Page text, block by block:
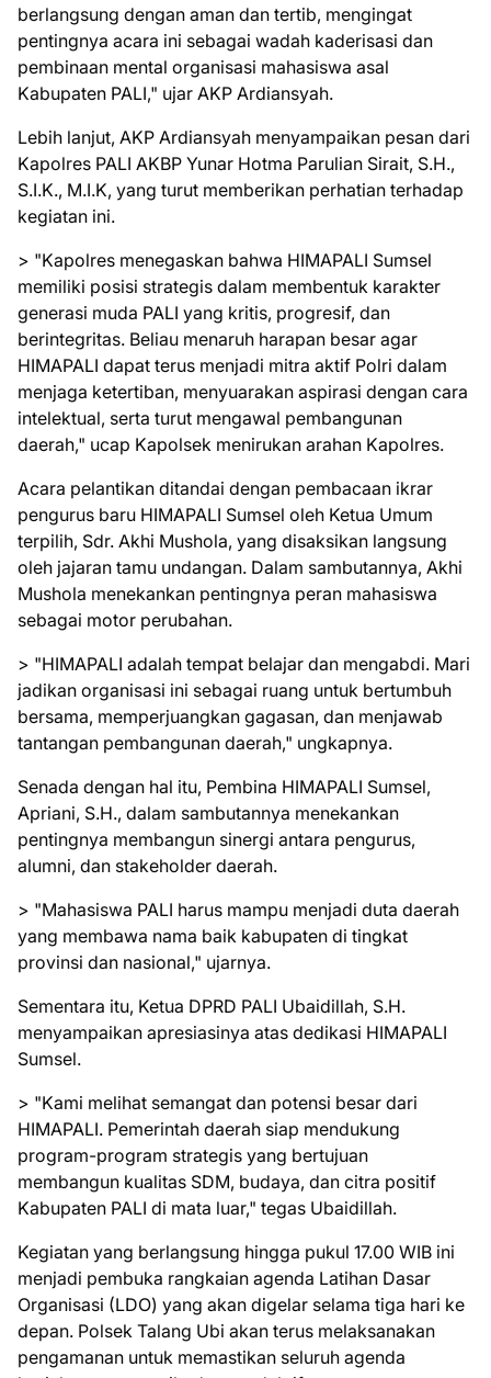
berlangsung dengan aman dan tertib, mengingat
pentingnya acara ini sebagai wadah kaderisasi dan
pembinaan mental organisasi mahasiswa asal
Kabupaten PALI," ujar AKP Ardiansyah.
Lebih lanjut, AKP Ardiansyah menyampaikan pesan dari
Kapolres PALI AKBP Yunar Hotma Parulian Sirait, S.H.,
S.I.K., M.I.K, yang turut memberikan perhatian terhadap
kegiatan ini.
> "Kapolres menegaskan bahwa HIMAPALI Sumsel
memiliki posisi strategis dalam membentuk karakter
generasi muda PALI yang kritis, progresif, dan
berintegritas. Beliau menaruh harapan besar agar
HIMAPALI dapat terus menjadi mitra aktif Polri dalam
menjaga ketertiban, menyuarakan aspirasi dengan cara
intelektual, serta turut mengawal pembangunan
daerah," ucap Kapolsek menirukan arahan Kapolres.
Acara pelantikan ditandai dengan pembacaan ikrar
pengurus baru HIMAPALI Sumsel oleh Ketua Umum
terpilih, Sdr. Akhi Mushola, yang disaksikan langsung
oleh jajaran tamu undangan. Dalam sambutannya, Akhi
Mushola menekankan pentingnya peran mahasiswa
sebagai motor perubahan.
> "HIMAPALI adalah tempat belajar dan mengabdi. Mari
jadikan organisasi ini sebagai ruang untuk bertumbuh
bersama, memperjuangkan gagasan, dan menjawab
tantangan pembangunan daerah," ungkapnya.
Senada dengan hal itu, Pembina HIMAPALI Sumsel,
Apriani, S.H., dalam sambutannya menekankan
pentingnya membangun sinergi antara pengurus,
alumni, dan stakeholder daerah.
> "Mahasiswa PALI harus mampu menjadi duta daerah
yang membawa nama baik kabupaten di tingkat
provinsi dan nasional," ujarnya.
Sementara itu, Ketua DPRD PALI Ubaidillah, S.H.
menyampaikan apresiasinya atas dedikasi HIMAPALI
Sumsel.
> "Kami melihat semangat dan potensi besar dari
HIMAPALI. Pemerintah daerah siap mendukung
program-program strategis yang bertujuan
membangun kualitas SDM, budaya, dan citra positif
Kabupaten PALI di mata luar," tegas Ubaidillah.
Kegiatan yang berlangsung hingga pukul 17.00 WIB ini
menjadi pembuka rangkaian agenda Latihan Dasar
Organisasi (LDO) yang akan digelar selama tiga hari ke
depan. Polsek Talang Ubi akan terus melaksanakan
pengamanan untuk memastikan seluruh agenda